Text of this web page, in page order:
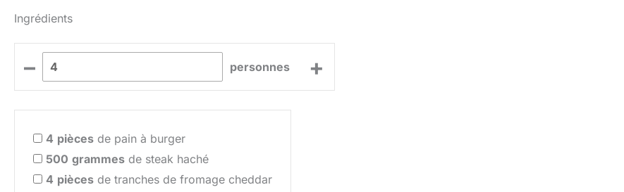
Ingrédients
– personnes +
4 pièces de pain à burger
500 grammes de steak haché
4 pièces de tranches de fromage cheddar